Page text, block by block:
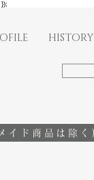
HISTORY
イド商品は除く)